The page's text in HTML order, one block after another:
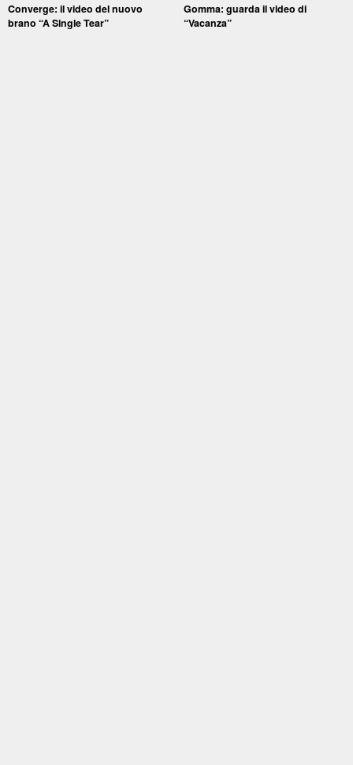
Converge: il video del nuovo
brano “A Single Tear”
Gomma: guarda il video di
“Vacanza”